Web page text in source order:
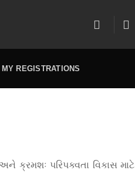
MY REGISTRATIONS
ક્રમશઃ પરિપક્વતા વિકાસ માટે